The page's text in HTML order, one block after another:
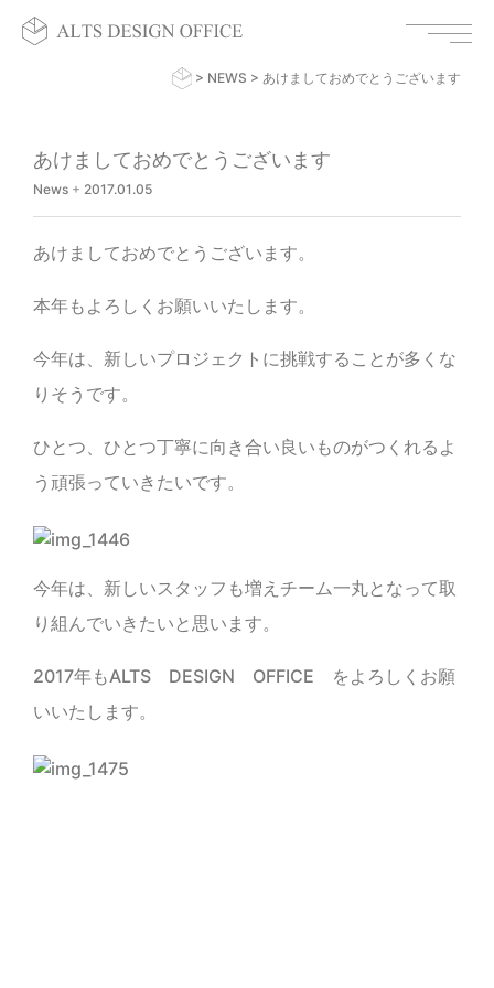
> NEWS > あけましておめでとうございます
あけましておめでとうございます
News + 2017.01.05
あけましておめでとうございます。
本年もよろしくお願いいたします。
今年は、新しいプロジェクトに挑戦することが多くな
りそうです。
ひとつ、ひとつ丁寧に向き合い良いものがつくれるよ
う頑張っていきたいです。
今年は、新しいスタッフも増えチーム一丸となって取
り組んでいきたいと思います。
2017年もALTS DESIGN OFFICE をよろしくお願
いいたします。